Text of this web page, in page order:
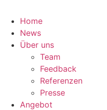
Home
News
Über uns
Team
Feedback
Referenzen
Presse
Angebot